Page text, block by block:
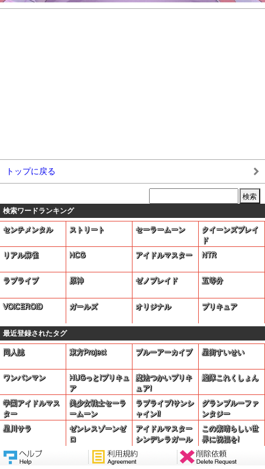
トップに戻る
検索ワードランキング
センチメンタル ストリート セーラームーン
クイーンズブレイ
ド
リアル麻雀
HCG アイドルマスター NTR
ラブライブ 原神 ゼノブレイド 五等分
VOICEROID ガールズ オリジナル プリキュア
最近登録されたタグ
同人誌 東方Project ブルーアーカイブ 星街すいせい
ワンパンマン
HUGっと!プリキュ
ア
魔法つかいプリキ
ュア!
艦隊これくしょん
学園アイドルマス
ター
美少女戦士セーラ
ームーン
ラブライブ!サンシ
ャイン!!
グランブルーファ
ンタジー
星川サラ
ゼンレスゾーンゼ
ロ
アイドルマスター
シンデレラガール
ズ
この素晴らしい世
界に祝福を!